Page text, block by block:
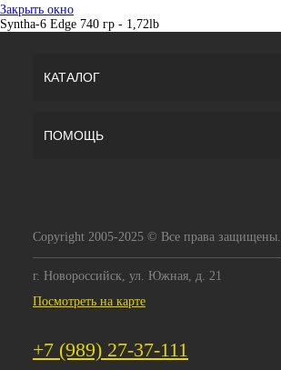
Закрыть окно
Syntha-6 Edge 740 гр - 1,72lb
КАТАЛОГ
ПОМОЩЬ
Copyright 2005-2025 © Все права защищены.
г. Новороссийск, ул. Южная, д. 21
Посмотреть на карте
+7 (989) 27-37-111